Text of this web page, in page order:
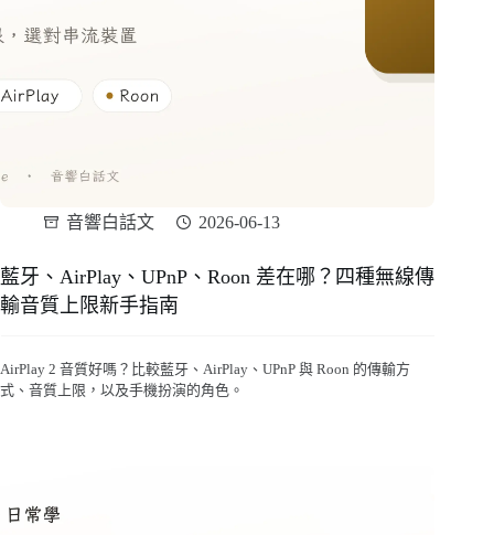
音響白話文 2026-06-13
藍牙、AirPlay、UPnP、Roon 差在哪？四種無線傳
輸音質上限新手指南
AirPlay 2 音質好嗎？比較藍牙、AirPlay、UPnP 與 Roon 的傳輸方
式、音質上限，以及手機扮演的角色。